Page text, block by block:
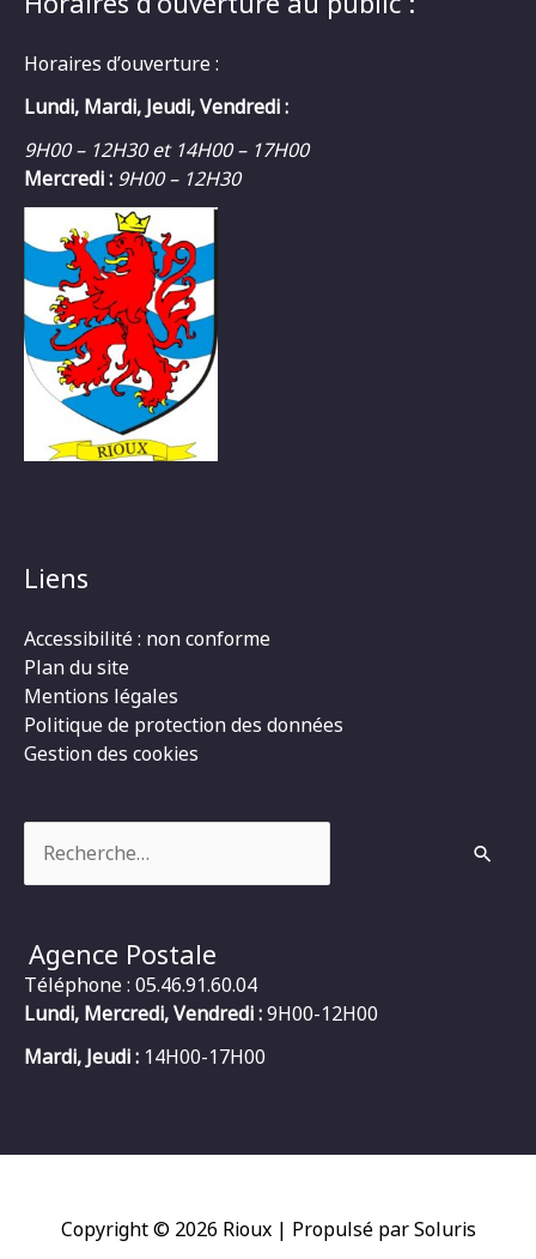
Horaires d’ouverture :
Lundi, Mardi, Jeudi, Vendredi :
9H00 – 12H30 et 14H00 – 17H00
Mercredi : 9H00 – 12H30
Liens
Accessibilité : non conforme
Plan du site
Mentions légales
Politique de protection des données
Gestion des cookies
Agence Postale
Téléphone : 05.46.91.60.04
Lundi, Mercredi, Vendredi :9H00-12H00
Mardi, Jeudi : 14H00-17H00
Copyright © 2026 Rioux| Propulsé par Soluris